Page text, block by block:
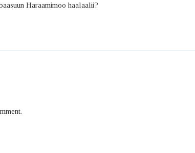
Haraamimoo haalaalii?